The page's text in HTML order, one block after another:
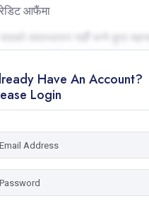
आफैंमा
व्यवस्थापन गर्छौं भन्ने कुरा
"क्रेडिट कार्ड भनेको
कार्डमा खर्च भएको रकम
त्यसो त, क्रेडिट
वित्तीय ज्ञान बढ्दै जाँदा र
बढ्दो क्रममा छन्। नेपाल
सेवा पहिलो पटक नबिल बैंक
१९२,३७० क्रेडिट कार्ड
छन् ।क्रेडिट कार्डको एक
Have An Account?
Login